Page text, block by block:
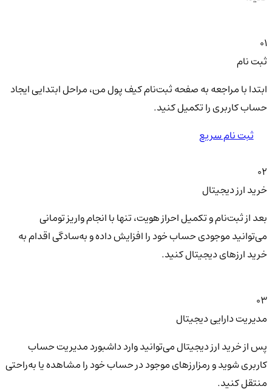
01
ثبت نام
ابتدا با مراجعه به صفحه ثبت‌نام کیف‌ پول من، مراحل ابتدایی ایجاد
حساب کاربری را تکمیل کنید.
ثبت نام سریع
02
خرید ارز دیجیتال
بعد از ثبت‌نام و تکمیل احراز هویت، تنها با انجام واریز تومانی
می‌توانید موجودی حساب خود را افزایش داده و به‌سادگی اقدام به
خرید ارزهای دیجیتال کنید.
03
مدیریت دارایی دیجیتال
پس از خرید ارز دیجیتال می‌توانید وارد داشبورد مدیریت حساب
کاربری شوید و رمزارزهای موجود در حساب خود را مشاهده یا به‌راحتی
منتقل کنید.